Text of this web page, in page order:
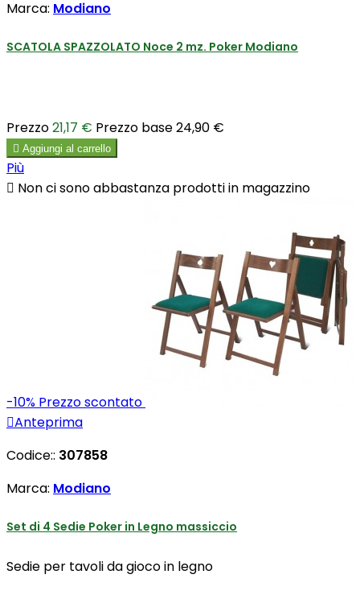
Marca: Modiano
SCATOLA SPAZZOLATO Noce 2 mz. Poker Modiano
Prezzo21,17 € Prezzo base24,90 €
 Aggiungi al carrello
Più
 Non ci sono abbastanza prodotti in magazzino
-10% Prezzo scontato
Anteprima
Codice:: 307858
Marca: Modiano
Set di 4 Sedie Poker in Legno massiccio
Sedie per tavoli da gioco in legno